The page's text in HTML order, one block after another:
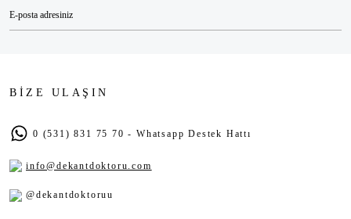
BİZE ULAŞIN
0 (531) 831 75 70 - Whatsapp Destek Hattı
info@dekantdoktoru.com
@dekantdoktoruu